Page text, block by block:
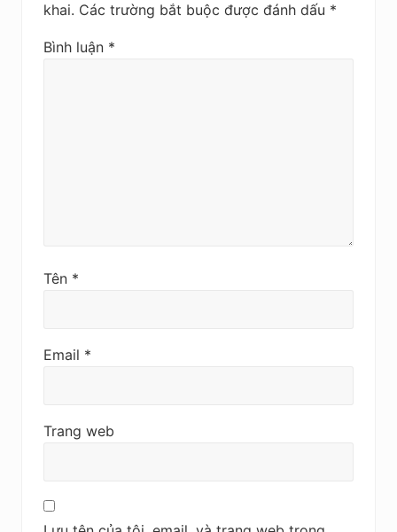
khai. Các trường bắt buộc được đánh dấu *
Bình luận *
Tên *
Email *
Trang web